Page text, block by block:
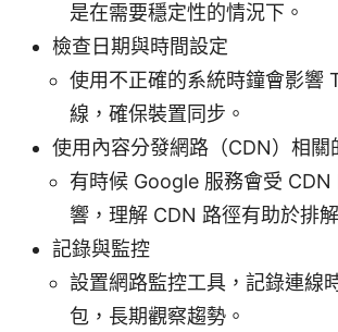
是在需要穩定性的情況下。
檢查日期與時間設定
使用不正確的系統時鐘會影響
線，確保裝置同步。
使用內容分發網路（CDN）相關
有時候 Google 服務會受 CDN
響，理解 CDN 路徑有助於排
記錄與監控
設置網路監控工具，記錄連線
包，長期觀察趨勢。